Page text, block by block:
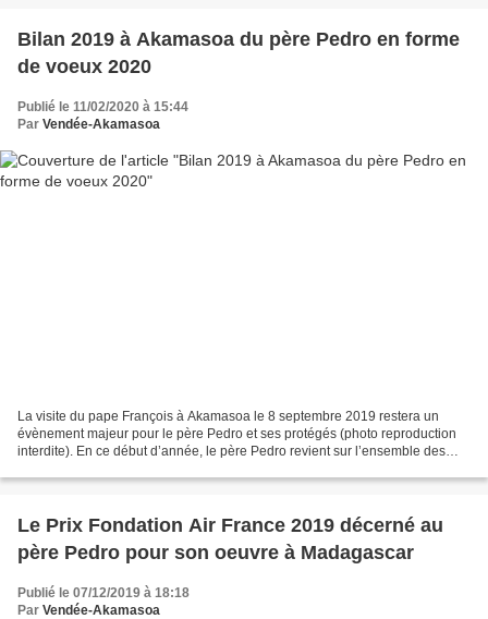
Bilan 2019 à Akamasoa du père Pedro en forme
de voeux 2020
Publié le 11/02/2020 à 15:44
Par Vendée-Akamasoa
La visite du pape François à Akamasoa le 8 septembre 2019 restera un
évènement majeur pour le père Pedro et ses protégés (photo reproduction
interdite). En ce début d’année, le père Pedro revient sur l’ensemble des
Le Prix Fondation Air France 2019 décerné au
père Pedro pour son oeuvre à Madagascar
Publié le 07/12/2019 à 18:18
Par Vendée-Akamasoa